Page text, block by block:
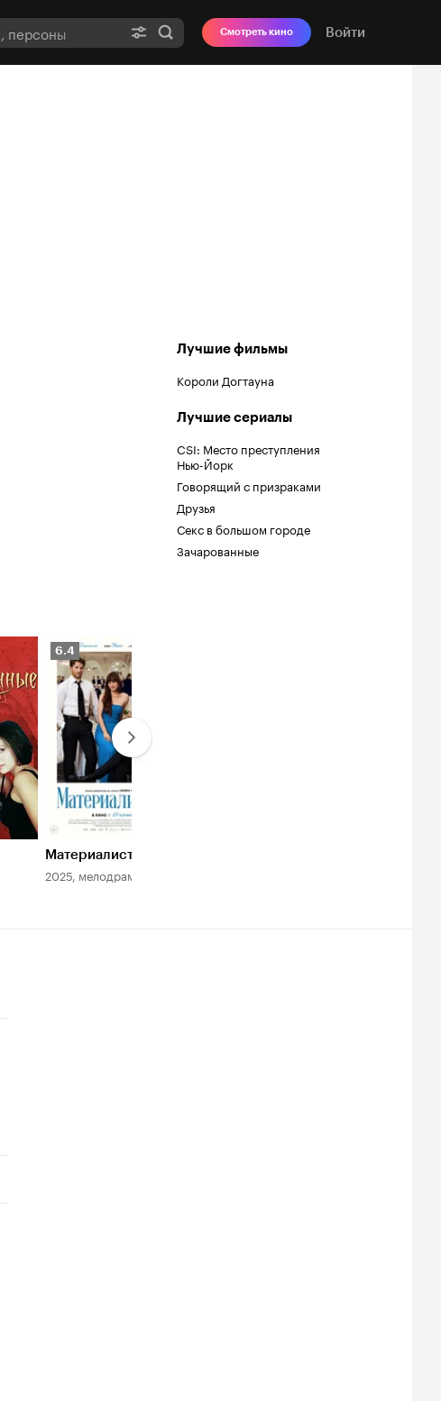
Смотреть кино Войти
Лучшие фильмы
Короли Догтауна
Лучшие сериалы
CSI: Место преступления
Нью-Йорк
Говорящий с призраками
Друзья
Секс в большом городе
Зачарованные
Рейтинг
Кинопоиска
6.4
6.4
Материалистка
2025, мелодрама